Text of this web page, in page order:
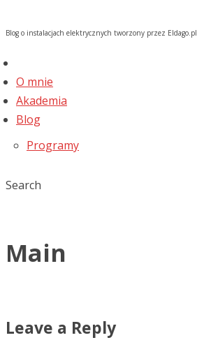
Blog o instalacjach elektrycznych tworzony przez Eldago.pl
O mnie
Akademia
Blog
Programy
Search
Main
Leave a Reply